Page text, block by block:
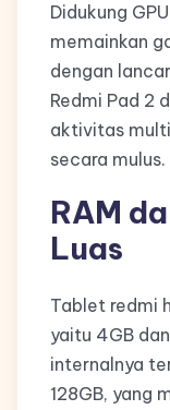
Didukung
memainkan
dengan
Redmi Pad 2
aktivitas
secara mulus.
RAM
Luas
Tablet redmi
yaitu 4GB
internalnya
128GB, yang